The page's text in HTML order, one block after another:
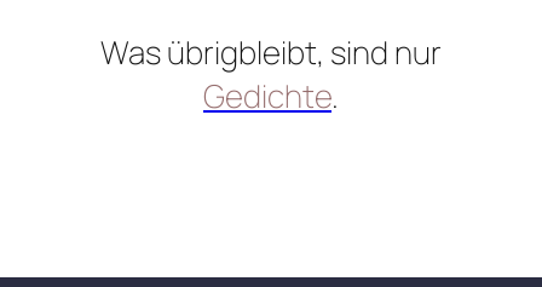
Was übrigbleibt, sind nur
Gedichte.